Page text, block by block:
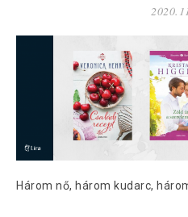
Három nő, három kudarc,